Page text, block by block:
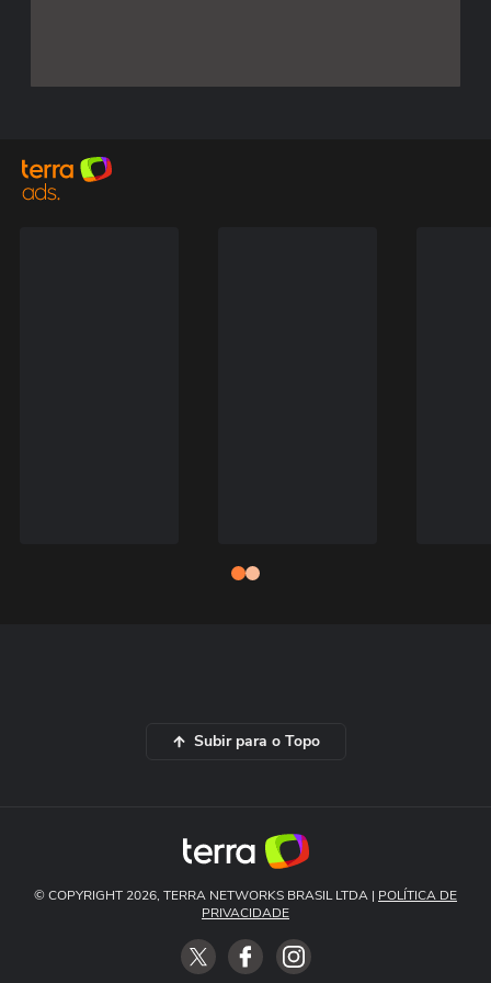
Subir para o Topo
© COPYRIGHT 2026, TERRA NETWORKS BRASIL LTDA | POLÍTICA DE
PRIVACIDADE